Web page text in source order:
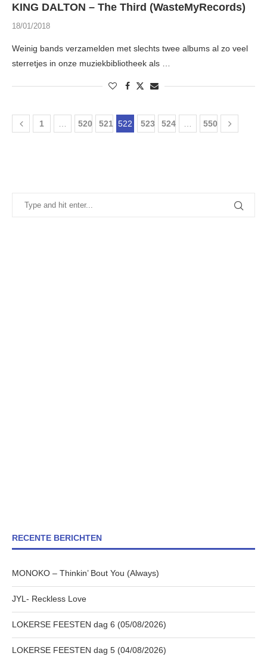
KING DALTON – The Third (WasteMyRecords)
18/01/2018
Weinig bands verzamelden met slechts twee albums al zo veel
sterretjes in onze muziekbibliotheek als …
1 … 520 521 522 523 524 … 550
RECENTE BERICHTEN
MONOKO – Thinkin’ Bout You (Always)
JYL- Reckless Love
LOKERSE FEESTEN dag 6 (05/08/2026)
LOKERSE FEESTEN dag 5 (04/08/2026)